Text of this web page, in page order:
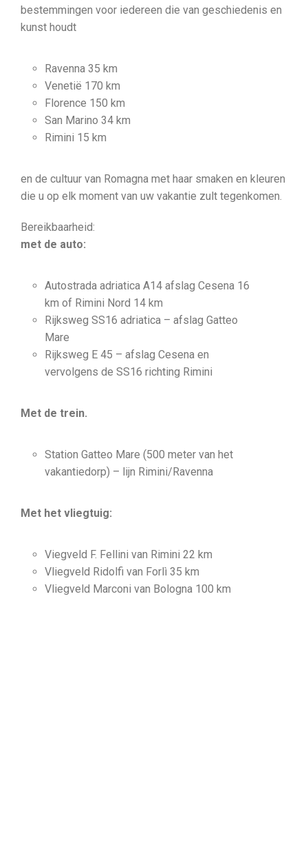
bestemmingen voor iedereen die van geschiedenis en
kunst houdt
Ravenna 35 km
Venetië 170 km
Florence 150 km
San Marino 34 km
Rimini 15 km
en de cultuur van Romagna met haar smaken en kleuren
die u op elk moment van uw vakantie zult tegenkomen.
Bereikbaarheid:
met de auto:
Autostrada adriatica A14 afslag Cesena 16
km of Rimini Nord 14 km
Rijksweg SS16 adriatica – afslag Gatteo
Mare
Rijksweg E 45 – afslag Cesena en
vervolgens de SS16 richting Rimini
Met de trein.
Station Gatteo Mare (500 meter van het
vakantiedorp) – lijn Rimini/Ravenna
Met het vliegtuig:
Viegveld F. Fellini van Rimini 22 km
Vliegveld Ridolfi van Forlì 35 km
Vliegveld Marconi van Bologna 100 km